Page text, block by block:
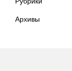
Архивы